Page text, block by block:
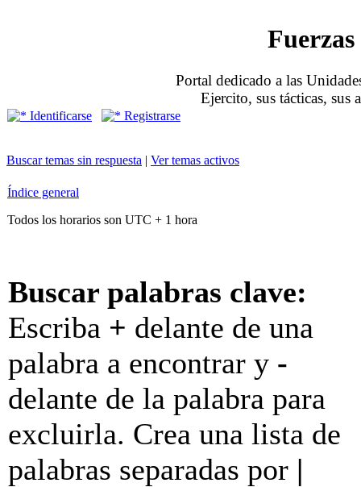
Portal dedicado a las
Ejercito, sus tácticas, sus
Identificarse Registrarse
Buscar temas sin respuesta | Ver temas activos
Índice general
Todos los horarios son UTC + 1 hora
Buscar palabras clave:
Escriba + delante de una
palabra a encontrar y -
delante de la palabra para
excluirla. Crea una lista de
palabras separadas por |